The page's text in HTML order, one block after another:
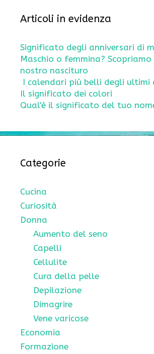
Articoli in evidenza
Significato degli anniversari di
Maschio o femmina?
nostro nascituro
I calendari più belli degli ultimi
Il significato dei colori
Qual'è il significato del tuo
Categorie
Cucina
Curiosità
Donna
Aumento del seno
Capelli
Cellulite
Cura della pelle
Depilazione
Dimagrire
Vene varicose
Economia
Formazione